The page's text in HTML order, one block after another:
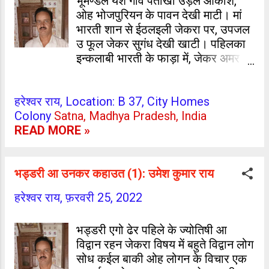
ओह भोजपुरियन के पावन देखी माटी। मां
भारती शान से ईठलइली जेकरा पर, उपजल
उ फूल जेकर सुगंध देखी खाटी। पहिलका
इन्कलाबी भारती के फाड़ा में, जेकर अमर
अमर बलिदानी। स्वतंत्रता के अविराम
अलख जगा के, भारती के बेटन के देलन
अमर कहानी। अंग्रेजन के खदेड़े के जुनून
मूर्ति, प्रतिभा जेकर सदा रहल परम
अनुगामिनी। डाॅ0 राजेन्द्र प्रसाद भइलन
प्रथम राष्ट्रपति, जना भोजपुरिया माटी में
फहरवलस, सरस्वती जेकर जिह्वा प सदा
निवासिनी। भिखारी ठाकुर जेकर नाम अमर
भईल, ऊ भोजपुरिया के माटी के सच्चा
हरेश्वर राय, Location: B 37, City Homes
Colony Satna, Madhya Pradesh, India
READ MORE »
भड्डरी आ उनकर कहाउत (1): उमेश कुमार राय
हरेश्वर राय,फ़रवरी 25, 2022
भड्डरी एगो ढेर पहिले के ज्योतिषी आ
विद्वान रहन जेकरा विषय में बहुते विद्वान लोग
सोध कईल बाकी ओह लोगन के विचार एक